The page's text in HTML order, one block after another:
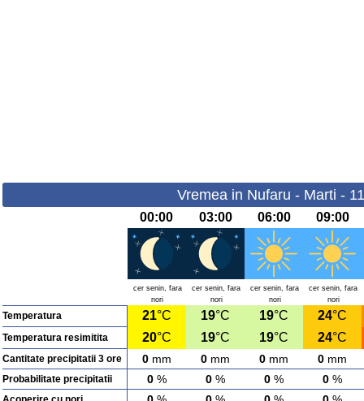
Vremea in Nufaru - Marti -
00:00 03:00 06:00 09:00
cer senin, fara
nori
cer senin, fara
nori
cer senin, fara
nori
cer senin, fara
nori
Temperatura 21°C 19°C 19°C 24°C
Temperatura resimitita 20°C 19°C 19°C 24°C
Cantitate precipitatii 3 ore 0 mm 0 mm 0 mm 0 mm
Probabilitate precipitatii 0 % 0 % 0 % 0 %